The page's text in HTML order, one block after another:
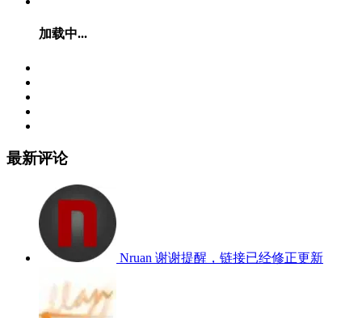
加载中...
最新评论
Nruan 谢谢提醒，链接已经修正更新